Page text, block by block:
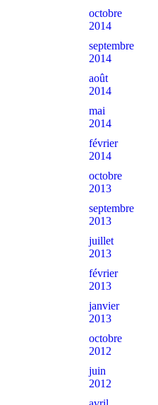
octobre
2014
septembre
2014
août
2014
mai
2014
février
2014
octobre
2013
septembre
2013
juillet
2013
février
2013
janvier
2013
octobre
2012
juin
2012